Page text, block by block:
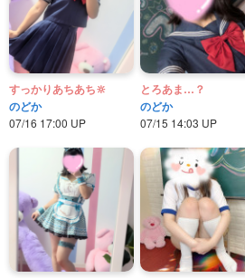
すっかりあちあち‪🔆‬
のどか
07/16 17:00 UP
とろあま…？
のどか
07/15 14:03 UP